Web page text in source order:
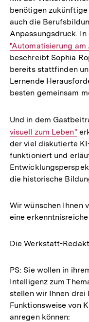
benötigen
auch die
Anpassungsdruck.
Interner
Link:
"Automatisierung
beschreibt Sophia
bereits stattfinden
Lernende
besten gemeinsam
Und in dem
visuell zum Leben"
der viel diskutierte
funktioniert und
die historische
Wir wünschen Ihnen
eine
Die Werkstatt-
PS: Sie wollen in
Intelligenz zum
stellen wir Ihnen drei
Funktionsweise von
anregen können: